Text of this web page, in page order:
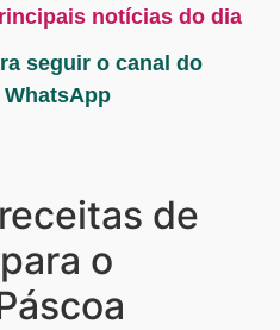
notícias do dia
seguir o canal do
de
o